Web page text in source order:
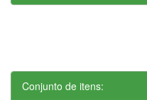
Conjunto de itens: